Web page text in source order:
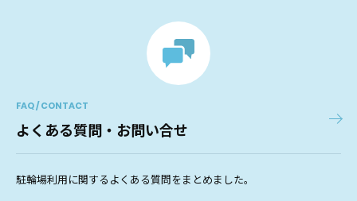
FAQ / CONTACT
よくある質問・お問い合せ
駐輪場利用に関するよくある質問をまとめました。